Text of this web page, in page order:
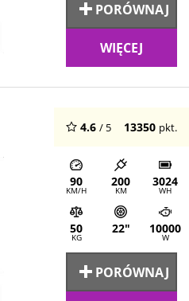
PORÓWNAJ
WIĘCEJ
4.6 / 5 13350 pkt.
90
KM/H
200
KM
3024
WH
50
KG
22" 10000
W
PORÓWNAJ